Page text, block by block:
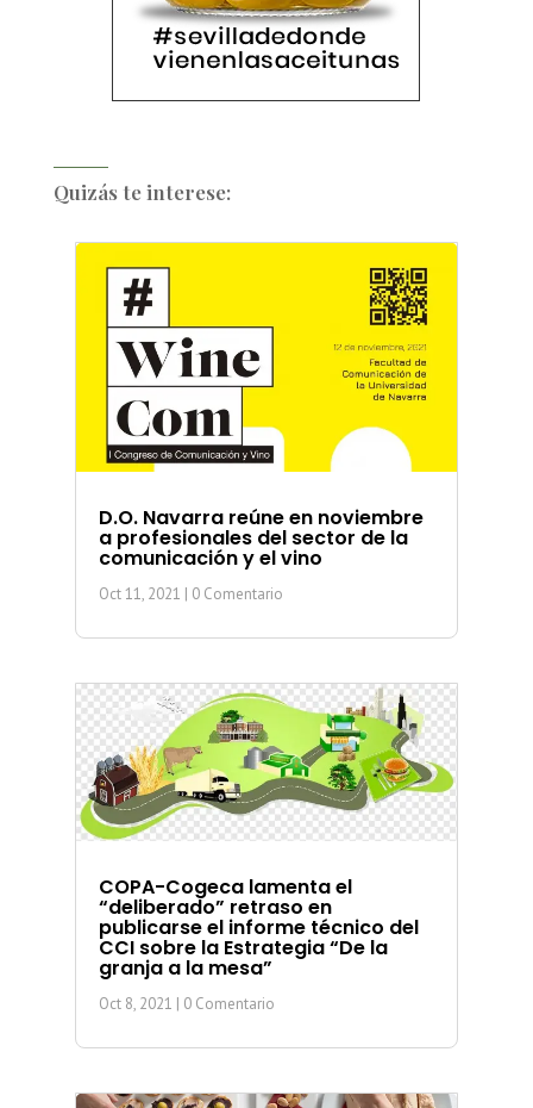
Quizás te interese:
D.O. Navarra reúne en noviembre
a profesionales del sector de la
comunicación y el vino
Oct 11, 2021 | 0 Comentario
COPA-Cogeca lamenta el
“deliberado” retraso en
publicarse el informe técnico del
CCI sobre la Estrategia “De la
granja a la mesa”
Oct 8, 2021 | 0 Comentario